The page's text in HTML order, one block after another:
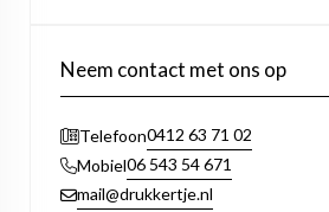
Neem contact met ons op
Telefoon0412 63 71 02
Mobiel06 543 54 671
mail@drukkertje.nl